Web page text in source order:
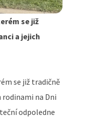
se již
a jejich
se již tradičně
rodinami na Dni
odpoledne